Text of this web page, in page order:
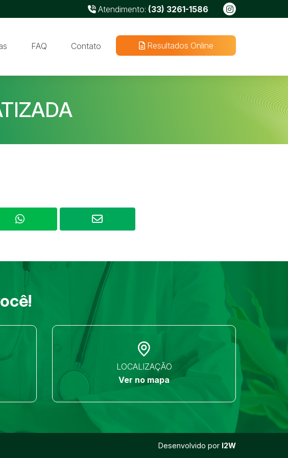
Atendimento: (33) 3261-1586
FAQ Contato Resultados Online
LOCALIZAÇÃO
Ver no mapa
Desenvolvido por I2W